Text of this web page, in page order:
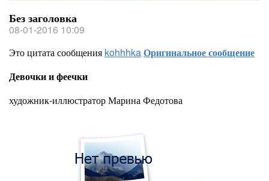
Без заголовка
08-01-2016 10:09
Это цитата сообщения kohhhkaОригинальное сообщение
Девочки и феечки
художник-иллюстратор Марина Федотова